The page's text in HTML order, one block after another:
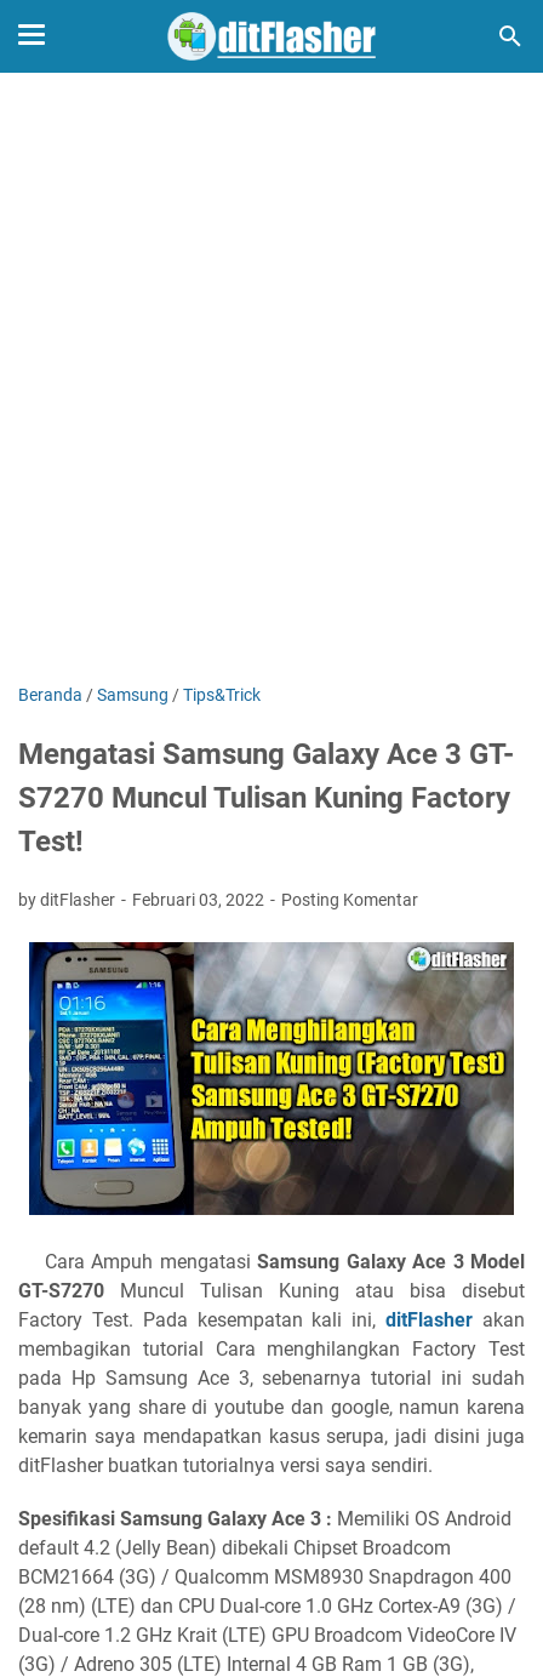
Beranda /Samsung /Tips&Trick
Mengatasi Samsung Galaxy Ace 3 GT-
S7270 Muncul Tulisan Kuning Factory
Test!
by ditFlasher Februari 03, 2022 Posting Komentar
Cara Ampuh mengatasiSamsung Galaxy Ace 3 Model
GT-S7270 Muncul Tulisan Kuning atau bisa disebut
Factory Test. Pada kesempatan kali ini,ditFlasher akan
membagikan tutorial Cara menghilangkan Factory Test
pada Hp Samsung Ace 3, sebenarnya tutorial ini sudah
banyak yang share di youtube dan google, namun karena
kemarin saya mendapatkan kasus serupa, jadi disini juga
ditFlasher buatkan tutorialnya versi saya sendiri.
Spesifikasi Samsung Galaxy Ace 3 : Memiliki OS Android
default 4.2 (Jelly Bean) dibekali Chipset Broadcom
BCM21664 (3G) / Qualcomm MSM8930 Snapdragon 400
(28 nm) (LTE) dan CPU Dual-core 1.0 GHz Cortex-A9 (3G) /
Dual-core 1.2 GHz Krait (LTE) GPU Broadcom VideoCore IV
(3G) / Adreno 305 (LTE) Internal 4 GB Ram 1 GB (3G),